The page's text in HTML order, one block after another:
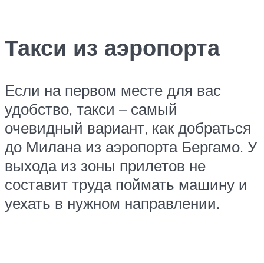
Такси из аэропорта
Если на первом месте для вас
удобство, такси – самый
очевидный вариант, как добраться
до Милана из аэропорта Бергамо. У
выхода из зоны прилетов не
составит труда поймать машину и
уехать в нужном направлении.